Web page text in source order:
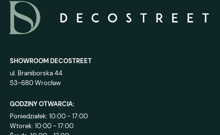
SHOWROOM DECOSTREET
ul. Braniborska 44
53-680 Wrocław
GODZINY OTWARCIA:
Poniedziałek: 10:00 - 17:00
Wtorek: 10:00 - 17:00